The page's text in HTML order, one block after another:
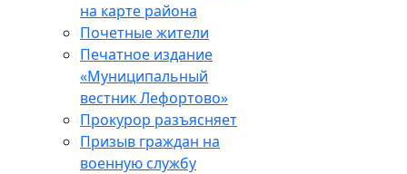
на карте района
Почетные жители
Печатное издание
«Муниципальный
вестник Лефортово»
Прокурор разъясняет
Призыв граждан на
военную службу